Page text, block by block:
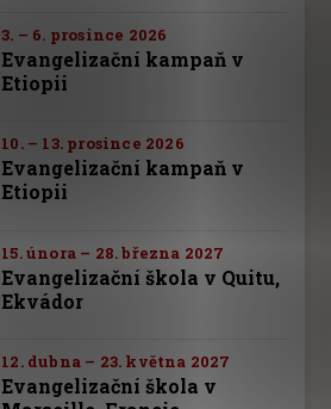
3. – 6. prosince 2026
Evangelizační kampaň v
Etiopii
10. – 13. prosince 2026
Evangelizační kampaň v
Etiopii
15. února – 28. března 2027
Evangelizační škola v Quitu,
Ekvádor
12. dubna – 23. května 2027
Evangelizační škola v